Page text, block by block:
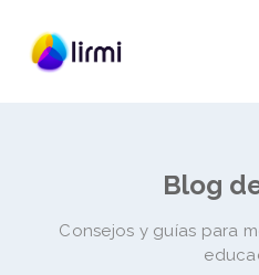
Blog
Consejos y guías para